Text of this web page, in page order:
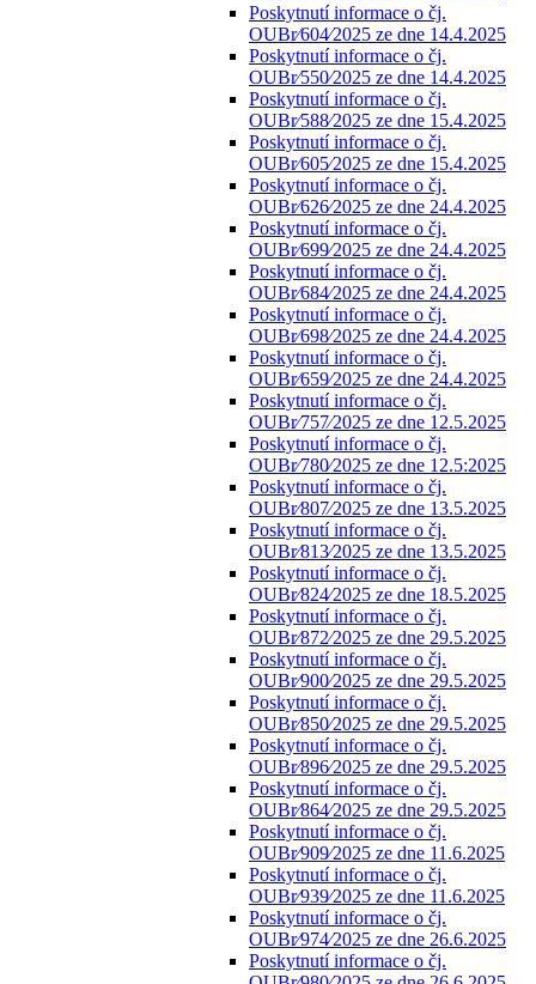
Poskytnutí informace o čj.
OUBr⁄604⁄2025 ze dne 14.4.2025
Poskytnutí informace o čj.
OUBr⁄550⁄2025 ze dne 14.4.2025
Poskytnutí informace o čj.
OUBr⁄588⁄2025 ze dne 15.4.2025
Poskytnutí informace o čj.
OUBr⁄605⁄2025 ze dne 15.4.2025
Poskytnutí informace o čj.
OUBr⁄626⁄2025 ze dne 24.4.2025
Poskytnutí informace o čj.
OUBr⁄699⁄2025 ze dne 24.4.2025
Poskytnutí informace o čj.
OUBr⁄684⁄2025 ze dne 24.4.2025
Poskytnutí informace o čj.
OUBr⁄698⁄2025 ze dne 24.4.2025
Poskytnutí informace o čj.
OUBr⁄659⁄2025 ze dne 24.4.2025
Poskytnutí informace o čj.
OUBr⁄757⁄2025 ze dne 12.5.2025
Poskytnutí informace o čj.
OUBr⁄780⁄2025 ze dne 12.5:2025
Poskytnutí informace o čj.
OUBr⁄807⁄2025 ze dne 13.5.2025
Poskytnutí informace o čj.
OUBr⁄813⁄2025 ze dne 13.5.2025
Poskytnutí informace o čj.
OUBr⁄824⁄2025 ze dne 18.5.2025
Poskytnutí informace o čj.
OUBr⁄872⁄2025 ze dne 29.5.2025
Poskytnutí informace o čj.
OUBr⁄900⁄2025 ze dne 29.5.2025
Poskytnutí informace o čj.
OUBr⁄850⁄2025 ze dne 29.5.2025
Poskytnutí informace o čj.
OUBr⁄896⁄2025 ze dne 29.5.2025
Poskytnutí informace o čj.
OUBr⁄864⁄2025 ze dne 29.5.2025
Poskytnutí informace o čj.
OUBr⁄909⁄2025 ze dne 11.6.2025
Poskytnutí informace o čj.
OUBr⁄939⁄2025 ze dne 11.6.2025
Poskytnutí informace o čj.
OUBr⁄974⁄2025 ze dne 26.6.2025
Poskytnutí informace o čj.